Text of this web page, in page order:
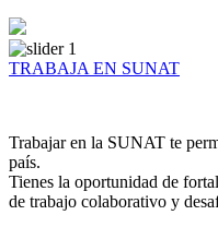
TRABAJA EN SUNAT
Trabajar en la SUNAT te
país.
Tienes la oportunidad de
de trabajo colaborativo y